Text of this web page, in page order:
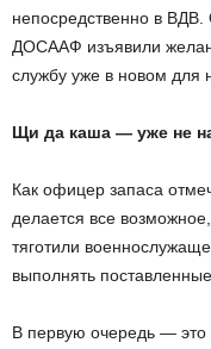
непосредственно в ВДВ.
ДОСААФ изъявили
службу уже в новом для
Щи да каша — уже не
Как офицер запаса
делается все
тяготили
выполнять
В первую очередь — это